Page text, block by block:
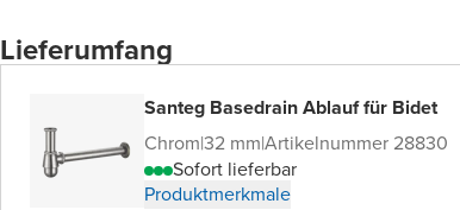
Lieferumfang
Santeg Basedrain Ablauf für Bidet
Chrom|32 mm|Artikelnummer 28830
Sofort lieferbar
Produktmerkmale